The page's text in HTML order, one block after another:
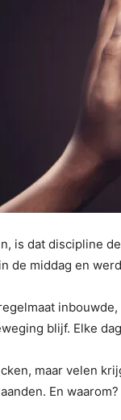
is dat discipline
de middag en
blijf. Elke
maar velen
En